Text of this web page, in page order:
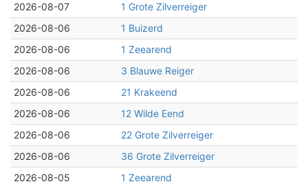
2026-08-07
1 Grote Zilverreiger
2026-08-06
1 Buizerd
2026-08-06
1 Zeearend
2026-08-06
3 Blauwe Reiger
2026-08-06
21 Krakeend
2026-08-06
12 Wilde Eend
2026-08-06
22 Grote Zilverreiger
2026-08-06
36 Grote Zilverreiger
2026-08-05
1 Zeearend